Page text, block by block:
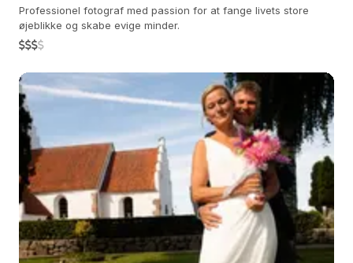
Professionel fotograf med passion for at fange livets store
øjeblikke og skabe evige minder.